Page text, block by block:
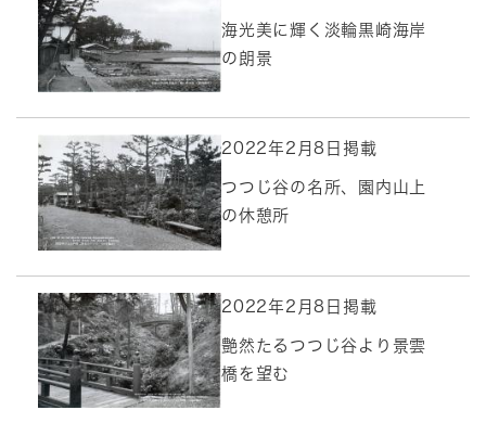
海光美に輝く淡輪黒崎海岸
の朗景
2022年2月8日掲載
つつじ谷の名所、園内山上
の休憩所
2022年2月8日掲載
艶然たるつつじ谷より景雲
橋を望む